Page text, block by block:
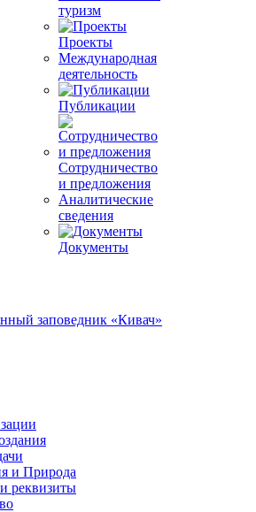
туризм
Проекты
Международная
деятельность
Публикации
Сотрудничество
и предложения
Аналитические
сведения
Документы
и Природа
реквизиты